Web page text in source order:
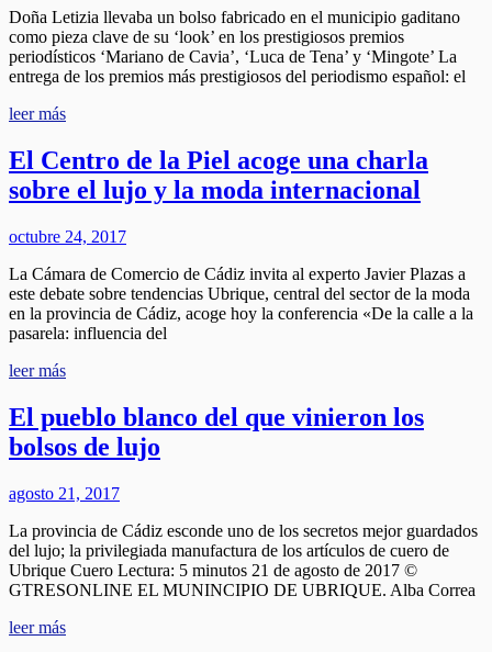
Doña Letizia llevaba un bolso fabricado en el municipio gaditano
como pieza clave de su ‘look’ en los prestigiosos premios
periodísticos ‘Mariano de Cavia’, ‘Luca de Tena’ y ‘Mingote’ La
entrega de los premios más prestigiosos del periodismo español: el
leer más
El Centro de la Piel acoge una charla
sobre el lujo y la moda internacional
octubre 24, 2017
La Cámara de Comercio de Cádiz invita al experto Javier Plazas a
este debate sobre tendencias Ubrique, central del sector de la moda
en la provincia de Cádiz, acoge hoy la conferencia «De la calle a la
pasarela: influencia del
leer más
El pueblo blanco del que vinieron los
bolsos de lujo
agosto 21, 2017
La provincia de Cádiz esconde uno de los secretos mejor guardados
del lujo; la privilegiada manufactura de los artículos de cuero de
Ubrique Cuero Lectura: 5 minutos 21 de agosto de 2017 ©
GTRESONLINE EL MUNINCIPIO DE UBRIQUE. Alba Correa
leer más